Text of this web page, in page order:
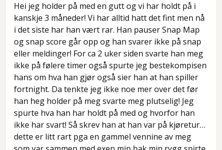
Hei jeg holder på med en gutt og vi har holdt på i
kanskje 3 måneder! Vi har alltid hatt det fint men nå
i det siste har han vært rar. Han pauser Snap Map
og snap score går opp og han svarer ikke på snap
eller meldinger! For ca 2 uker siden svarte han meg
ikke på følere timer også spurte jeg bestekompisen
hans om hva han gjør også sier han at han spiller
fortnight. Da tenkte jeg ikke noe mer over det før
han heg holder på meg svarte meg plutselig! Jeg
spurte hva han har holdt på med og hvorfor han
ikke har svart! Så skrev han at han var på kjøretur…
dette er litt rart pga en gammel vennine av meg